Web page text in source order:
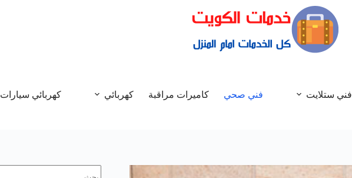
فني ستلايت فني صحي كاميرات مراقبة كهربائي كهربائي سيارات